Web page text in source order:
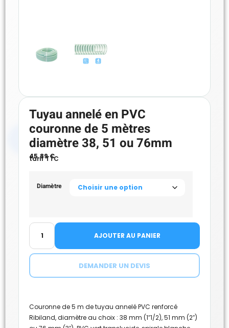
Tuyau annelé en PVC
couronne de 5 mètres
diamètre 38, 51 ou 76mm
45.89€
tarif TTC
Diamètre
AJOUTER AU PANIER
DEMANDER UN DEVIS
Couronne de 5 m de tuyau annelé PVC renforcé
Ribiland, diamètre au choix : 38 mm (1″1/2), 51 mm (2″)